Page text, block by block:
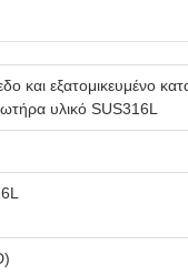
και εξατομικευμένο
υλικό SUS316L